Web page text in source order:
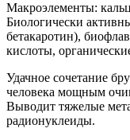
Макроэлементы:
Биологически
бетакаротин),
кислоты,
Удачное сочетание
человека мощным
Выводит тяжелые
радионуклеиды.